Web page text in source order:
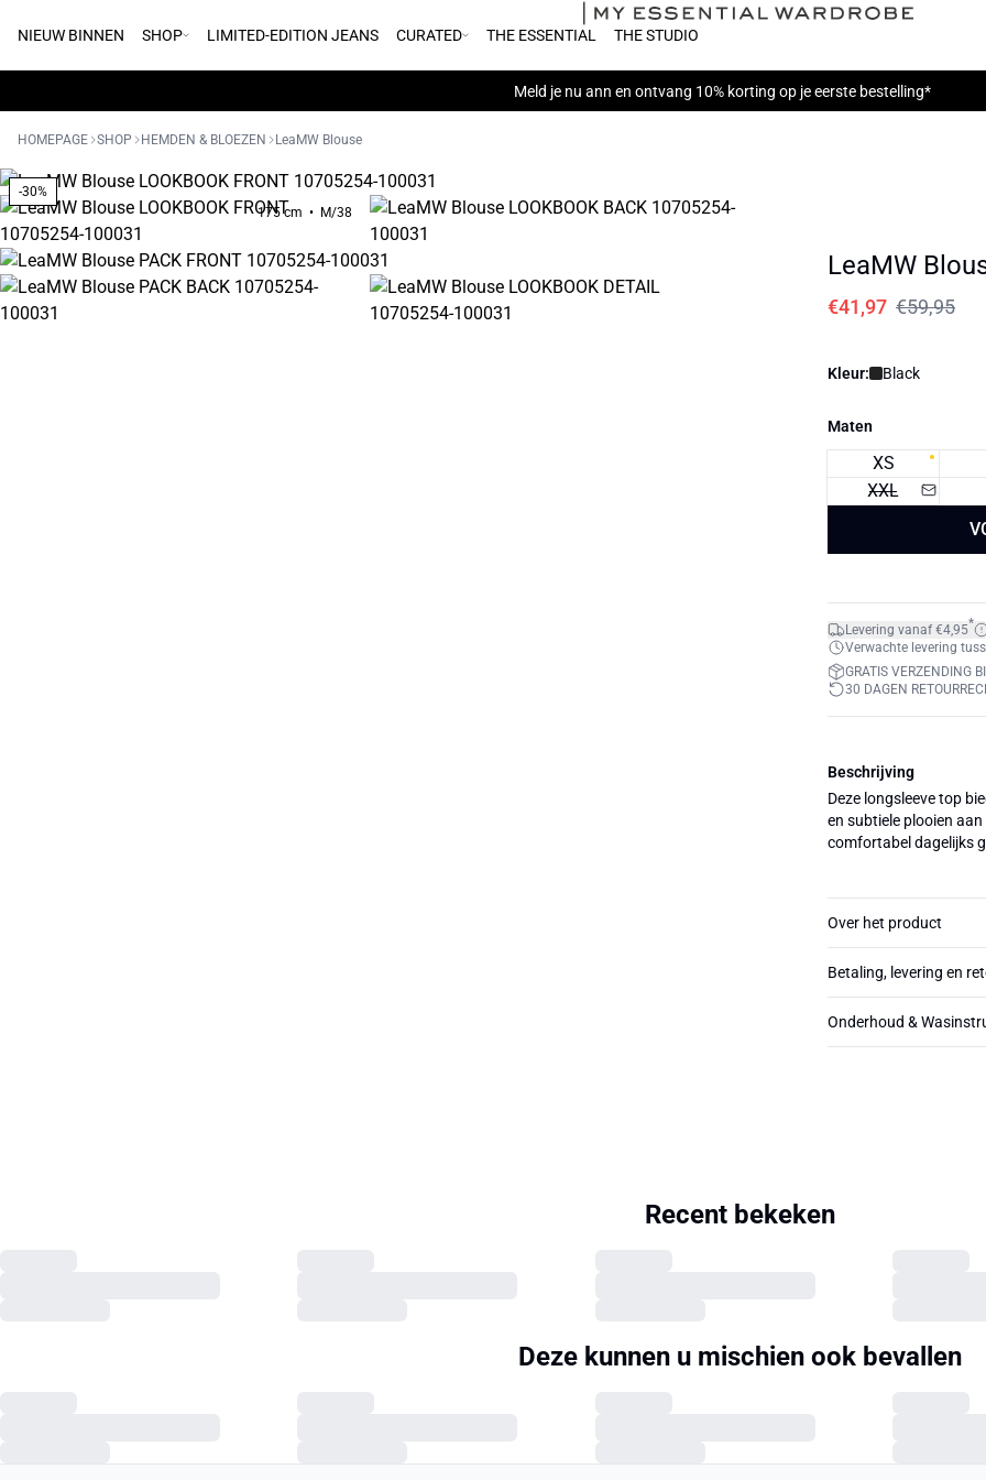
NIEUW BINNEN SHOP LIMITED-EDITION JEANS CURATED THE ESSENTIAL THE STUDIO
Meld je nu ann en ontvang 10% korting op je eerste bestelling*
HOMEPAGE SHOP HEMDEN & BLOEZEN LeaMW Blouse
175 cm • M/38
-30%
LeaMW
€41,97 €59,95
Kleur: Black
Maten
XS
XXL
Levering vanaf €4,95*
Verwachte levering
GRATIS VERZENDING
30 DAGEN
Beschrijving
Deze longsleeve top
en subtiele plooien
comfortabel dagelijks
Over het product
Betaling, levering en
Onderhoud &
Recent bekeken
Deze kunnen u mischien ook bevallen